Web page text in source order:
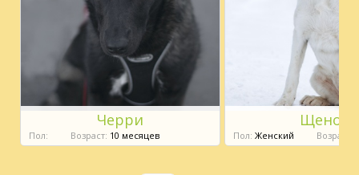
Черри
Пол: Возраст: 10 месяцев
Щенок
Пол: Женский Возраст: